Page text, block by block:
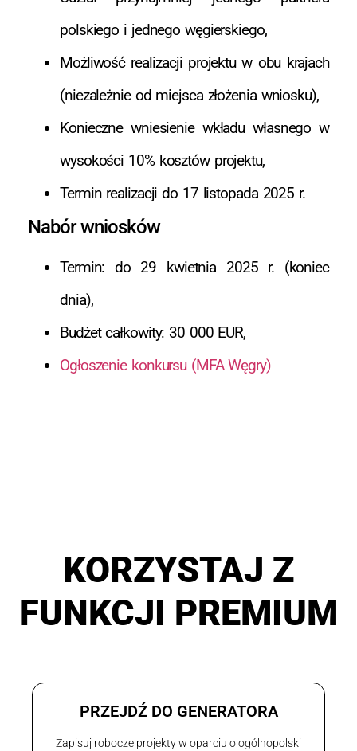
polskiego i jednego węgierskiego,
Możliwość realizacji projektu w obu krajach
(niezależnie od miejsca złożenia wniosku),
Konieczne wniesienie wkładu własnego w
wysokości 10% kosztów projektu,
Termin realizacji do 17 listopada 2025 r.
Nabór wniosków
Termin: do 29 kwietnia 2025 r. (koniec
dnia),
Budżet całkowity: 30 000 EUR,
Ogłoszenie konkursu (MFA Węgry)
KORZYSTAJ Z
FUNKCJI PREMIUM
PRZEJDŹ DO GENERATORA
Zapisuj robocze projekty w oparciu o ogólnopolski